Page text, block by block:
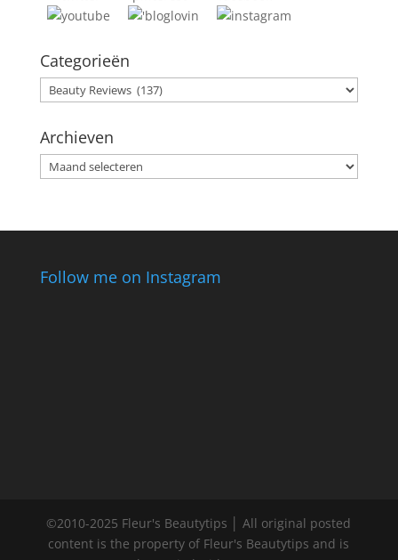
Categorieën
Categorieën
Archieven
Archieven
Follow me on Instagram
©2010-2025 Fleur's Beautytips │ All original posted
content is the property of Fleur's Beautytips and is